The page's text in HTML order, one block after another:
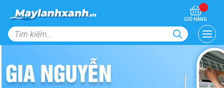
GIỎ HÀNG